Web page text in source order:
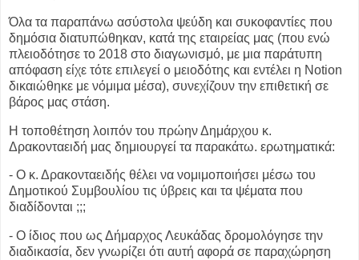
Όλα τα παραπάνω ασύστολα ψεύδη και συκοφαντίες που
δημόσια διατυπώθηκαν, κατά της εταιρείας μας (που ενώ
πλειοδότησε το 2018 στο διαγωνισμό, με μια παράτυπη
απόφαση είχε τότε επιλεγεί ο μειοδότης και εντέλει η Notion
δικαιώθηκε με νόμιμα μέσα), συνεχίζουν την επιθετική σε
βάρος μας στάση.
Η τοποθέτηση λοιπόν του πρώην Δημάρχου κ.
Δρακονταειδή μας δημιουργεί τα παρακάτω. ερωτηματικά:
- Ο κ. Δρακονταειδής θέλει να νομιμοποιήσει μέσω του
Δημοτικού Συμβουλίου τις ύβρεις και τα ψέματα που
διαδίδονται ;;;
- Ο ίδιος που ως Δήμαρχος Λευκάδας δρομολόγησε την
διαδικασία, δεν γνωρίζει ότι αυτή αφορά σε παραχώρηση